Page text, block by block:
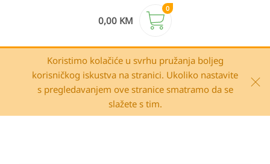
0,00 KM
0
Koristimo kolačiće u svrhu pružanja boljeg
korisničkog iskustva na stranici. Ukoliko nastavite
s pregledavanjem ove stranice smatramo da se
slažete s tim.